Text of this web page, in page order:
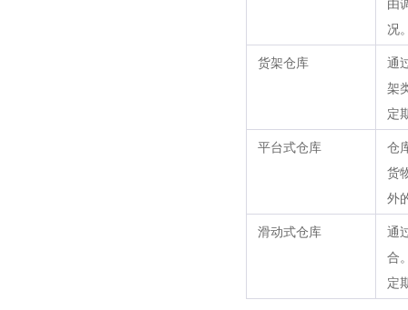
况
货架仓库
通
架
定
平台式仓库
仓
货
外
滑动式仓库
通
合
定